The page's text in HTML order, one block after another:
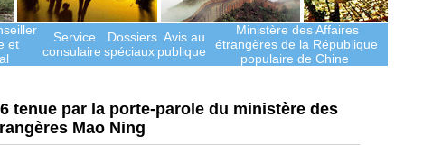
et
Service
consulaire
Dossiers
spéciaux
Avis au
publique
Ministère des Affaires
étrangères de la République
populaire de Chine
tenue par la porte-parole du ministère des
Mao Ning